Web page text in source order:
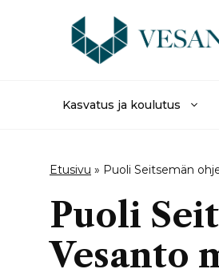
Kasvatus ja koulutus
Etusivu » Puoli Seitsemän
Puoli
Vesanto